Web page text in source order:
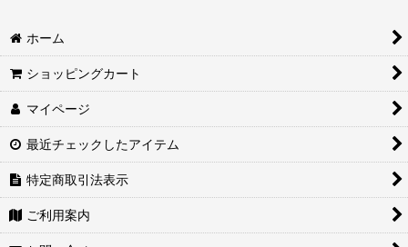
ホーム
ショッピングカート
マイページ
最近チェックしたアイテム
特定商取引法表示
ご利用案内